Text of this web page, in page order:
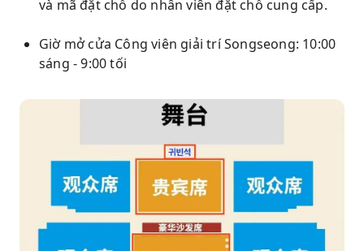
và mã đặt chỗ do nhân viên đặt chỗ cung cấp.
Giờ mở cửa Công viên giải trí Songseong: 10:00
sáng - 9:00 tối